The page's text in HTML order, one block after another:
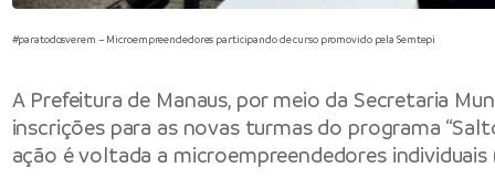
#paratodosverem – Microempreendedores participando de curso promovido pela Semtepi
A Prefeitura de Manaus, por meio da Secretaria
inscrições para as novas turmas do programa
ação é voltada a microempreendedores